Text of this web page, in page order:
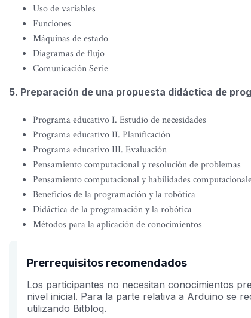
Uso de variables
Funciones
Máquinas de estado
Diagramas de flujo
Comunicación Serie
5. Preparación de una propuesta didáctica de
Programa educativo I. Estudio de necesidades
Programa educativo II. Planificación
Programa educativo III. Evaluación
Pensamiento computacional y resolución de problemas
Pensamiento computacional y habilidades
Beneficios de la programación y la robótica
Didáctica de la programación y la robótica
Métodos para la aplicación de conocimientos
Prerrequisitos recomendados
Los participantes no necesitan conocimientos
nivel inicial. Para la parte relativa a Arduino se
utilizando Bitbloq.